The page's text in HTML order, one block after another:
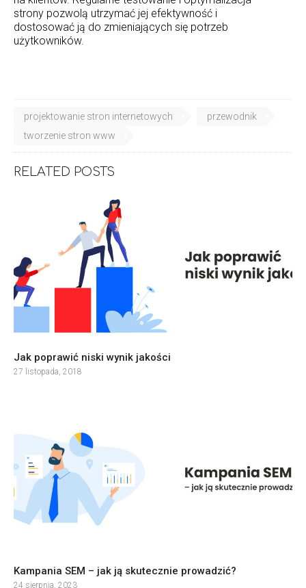
strony pozwolą utrzymać jej efektywność i
dostosować ją do zmieniających się potrzeb
użytkowników.
projektowanie stron internetowych
przewodnik
tworzenie stron www
RELATED POSTS
Jak poprawić niski wynik jakości
27 listopada, 2018
Kampania SEM – jak ją skutecznie prowadzić?
24 sierpnia, 2023